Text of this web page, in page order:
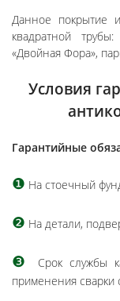
Данное покрытие
квадратной
«Двойная Фора»,
Условия
Гарантийные
❶ На стоечный
❷ На детали,
❸
Срок службы
применения сварки